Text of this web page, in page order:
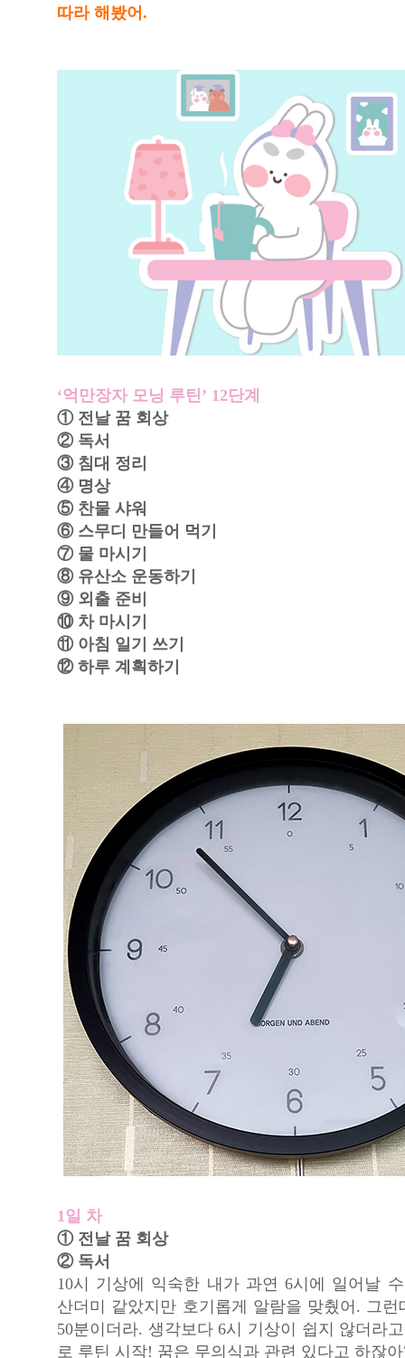
따라 해봤어.
‘억만장자 모닝 루틴’ 12단계
① 전날 꿈 회상
② 독서
③ 침대 정리
④ 명상
⑤ 찬물 샤워
⑥ 스무디 만들어 먹기
⑦ 물 마시기
⑧ 유산소 운동하기
⑨ 외출 준비
⑩ 차 마시기
⑪ 아침 일기 쓰기
⑫ 하루 계획하기
1일 차
① 전날 꿈 회상
② 독서
10시 기상에 익숙한 내가 과연 6시에 일어날
산더미 같았지만 호기롭게 알람을 맞췄어. 그
50분이더라. 생각보다 6시 기상이 쉽지 않더라
로 루틴 시작! 꿈은 무의식과 관련 있다고 하잖